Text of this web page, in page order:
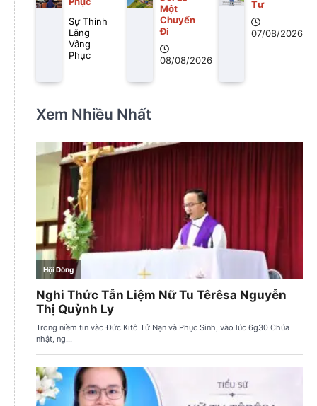
Sự Thinh
Lặng
Vâng
Phục
Một
Chuyến
Ði
08/08/2026
Tư
07/08/2026
Xem Nhiều Nhất